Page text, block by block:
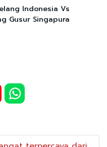
Indonesia Vs
Gusur Singapura